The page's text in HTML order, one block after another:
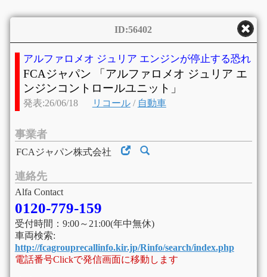
ID:56402
アルファロメオ ジュリア エンジンが停止する恐れ
FCAジャパン 「アルファロメオ ジュリア エ
ンジンコントロールユニット」
発表:26/06/18 リコール/ 自動車
事業者
FCAジャパン株式会社
連絡先
Alfa Contact
0120-779-159
受付時間：9:00～21:00(年中無休)
車両検索:
http://fcagrouprecallinfo.kir.jp/Rinfo/search/index.php
電話番号Clickで発信画面に移動します